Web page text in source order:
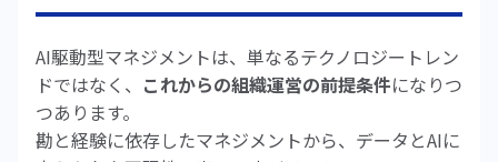
AI駆動型マネジメントは、単なるテクノロジートレン
ドではなく、 これからの組織運営の前提条件になりつ
つあります。
勘と経験に依存したマネジメントから、データとAIに